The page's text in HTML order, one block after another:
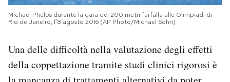
Michael Phelps durante la gara dei 200 metri farfalla alle Olimpiadi di
Rio de Janeiro, l’8 agosto 2016 (AP Photo/Michael Sohn)
Una delle difficoltà nella valutazione degli effetti
della coppettazione tramite studi clinici rigorosi è